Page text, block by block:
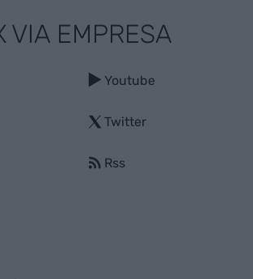
VIA EMPRESA
Youtube
Twitter
Rss